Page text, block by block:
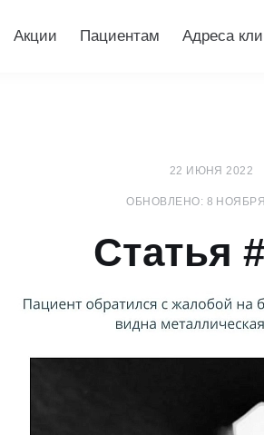
Акции Пациентам Адреса
22 ИЮНЯ 2022
ОБНОВЛЕНО: 8 НОЯБРЯ
Статья